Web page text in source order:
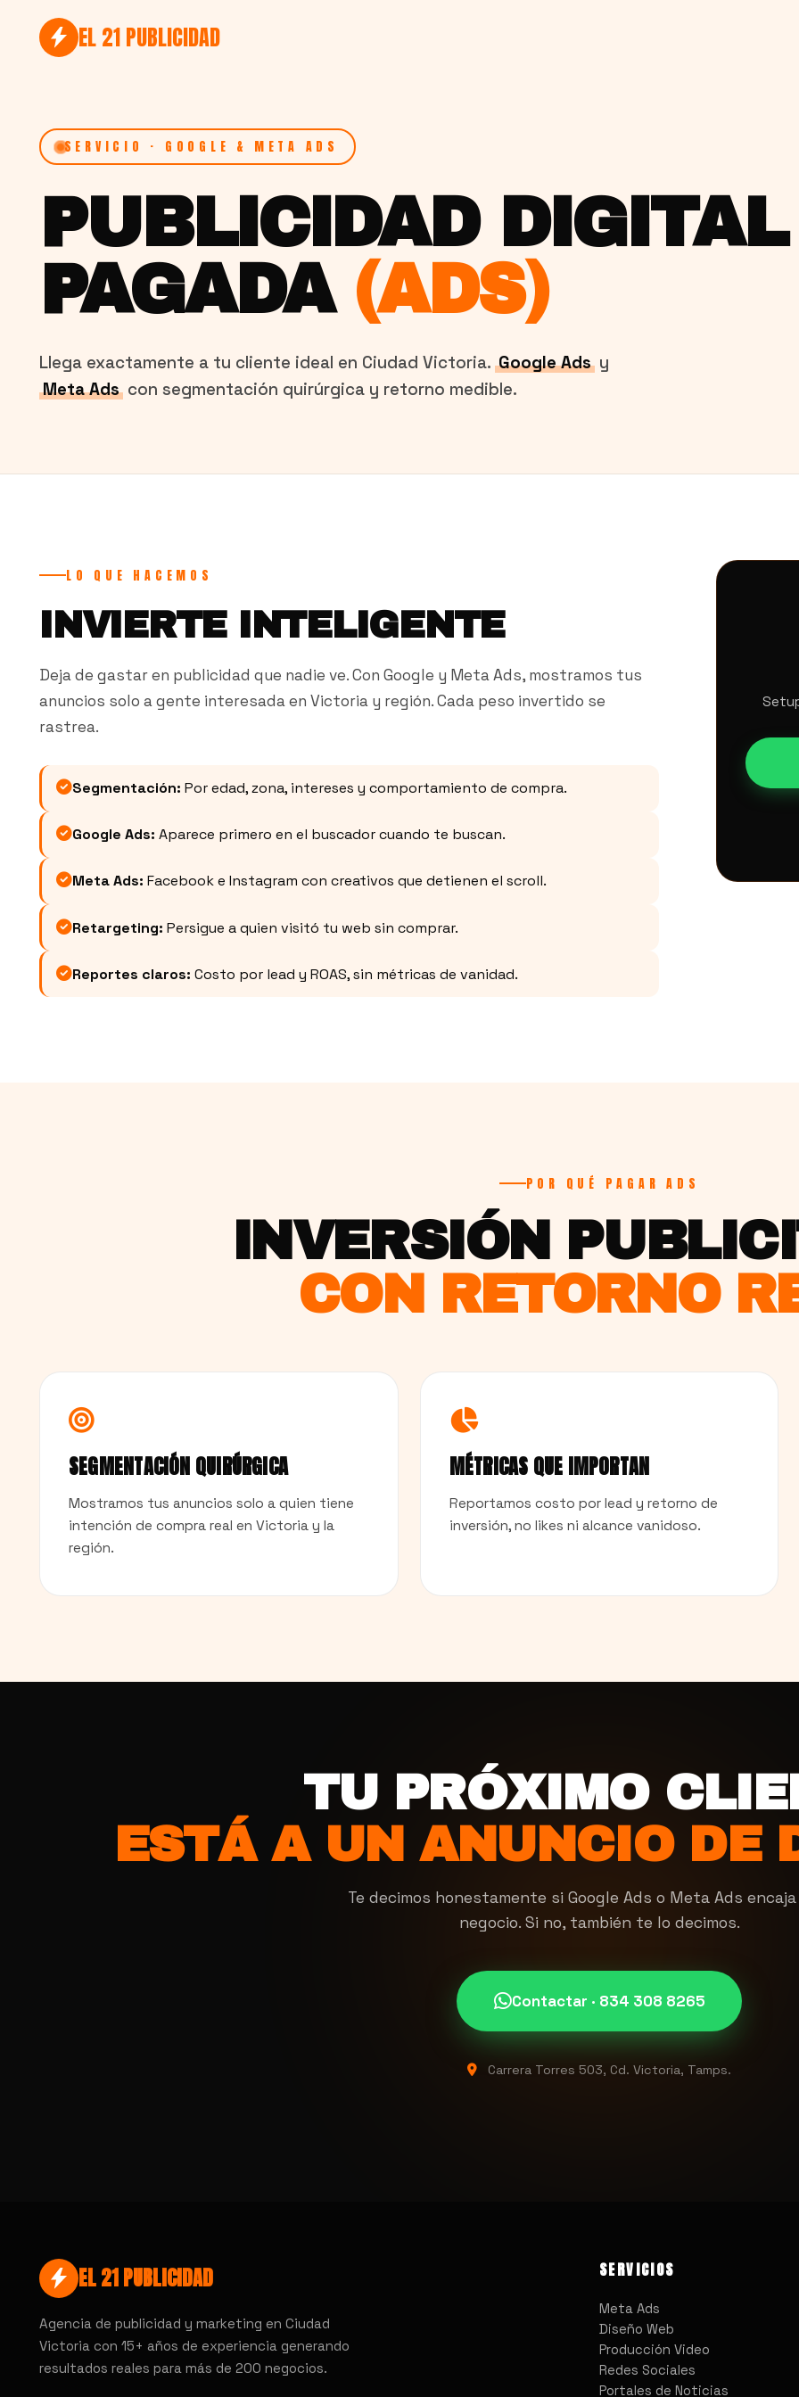
EL 21 PUBLICIDAD
SERVICIO · GOOGLE & META ADS
PUBLICIDAD DIGITAL
PAGADA (ADS)
Llega exactamente a tu cliente ideal en Ciudad Victoria. Google Ads y
Meta Ads con segmentación quirúrgica y retorno medible.
LO QUE HACEMOS
INVIERTE INTELIGENTE
Deja de gastar en publicidad que nadie ve. Con Google y Meta Ads, mostramos tus
anuncios solo a gente interesada en Victoria y región. Cada peso invertido se
rastrea.
Segmentación: Por edad, zona, intereses y comportamiento de compra.
Google Ads: Aparece primero en el buscador cuando te buscan.
Meta Ads: Facebook e Instagram con creativos que detienen el scroll.
Retargeting: Persigue a quien visitó tu web sin comprar.
Reportes claros: Costo por lead y ROAS, sin métricas de vanidad.
POR QUÉ PAGAR ADS
INVERSIÓN
CON RETORNO
SEGMENTACIÓN QUIRÚRGICA
Mostramos tus anuncios solo a quien tiene
intención de compra real en Victoria y la
región.
MÉTRICAS QUE IMPORTAN
Reportamos costo por lead y retorno de
inversión, no likes ni alcance vanidoso.
TU PRÓXIMO
ESTÁ A UN ANUNCIO DE
Te decimos honestamente si Google Ads o Meta Ads
negocio. Si no, también te lo decimos.
Contactar · 834 308 8265
Carrera Torres 503, Cd. Victoria, Tamps.
EL 21 PUBLICIDAD
Agencia de publicidad y marketing en Ciudad
Victoria con 15+ años de experiencia generando
resultados reales para más de 200 negocios.
SERVICIOS
Meta Ads
Diseño Web
Producción Video
Redes Sociales
Portales de Noticias